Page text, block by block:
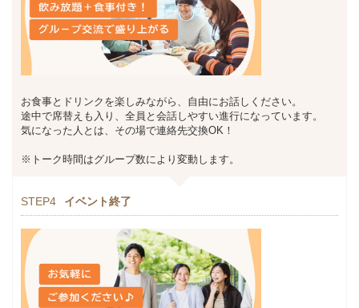
お食事とドリンクを楽しみながら、自由にお話しください。
途中で席替えも入り、全員と会話しやすい進行になっています。
気になった人とは、その場で連絡先交換OK！
※トーク時間はグループ数により変動します。
STEP4 イベント終了